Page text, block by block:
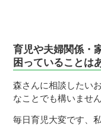
育児や夫婦関係・
困っていることは
森さんに相談したい
なことでも構いません
毎日育児大変です、